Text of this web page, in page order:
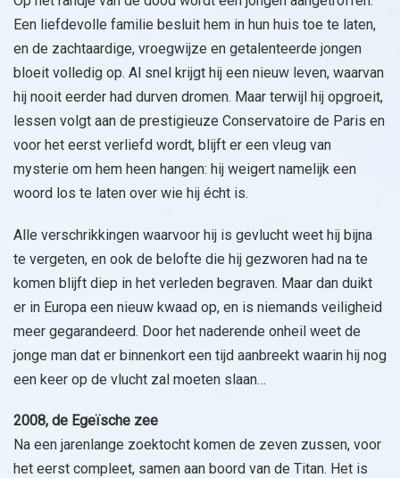
Een liefdevolle familie besluit hem in hun huis toe te laten,
en de zachtaardige, vroegwijze en getalenteerde jongen
bloeit volledig op. Al snel krijgt hij een nieuw leven, waarvan
hij nooit eerder had durven dromen. Maar terwijl hij opgroeit,
lessen volgt aan de prestigieuze Conservatoire de Paris en
voor het eerst verliefd wordt, blijft er een vleug van
mysterie om hem heen hangen: hij weigert namelijk een
woord los te laten over wie hij écht is.
Alle verschrikkingen waarvoor hij is gevlucht weet hij bijna
te vergeten, en ook de belofte die hij gezworen had na te
komen blijft diep in het verleden begraven. Maar dan duikt
er in Europa een nieuw kwaad op, en is niemands veiligheid
meer gegarandeerd. Door het naderende onheil weet de
jonge man dat er binnenkort een tijd aanbreekt waarin hij nog
een keer op de vlucht zal moeten slaan…
2008, de Egeïsche zee
Na een jarenlange zoektocht komen de zeven zussen, voor
het eerst compleet, samen aan boord van de Titan. Het is